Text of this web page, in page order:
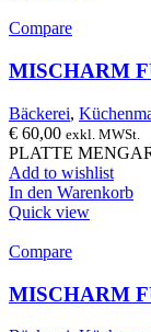
Compare
MISCHARM
Bäckerei,
€ 60,00 exkl. MWSt.
PLATTE
Add to wishlist
In den Warenkorb
Quick view
Compare
MISCHARM